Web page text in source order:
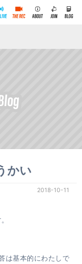
かい
2018-10-11
は基本的にわたしで